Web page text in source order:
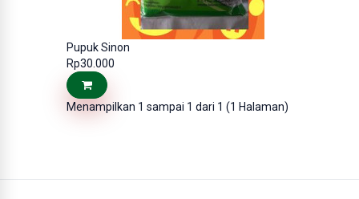
Pupuk Sinon
Rp30.000
Menampilkan 1 sampai 1 dari 1 (1 Halaman)